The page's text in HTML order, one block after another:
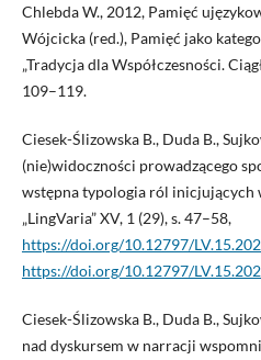
Chlebda W., 2012, Pamięć
Wójcicka (red.), Pamięć jako
„Tradycja dla Współczesności.
109–119.
Ciesek-Ślizowska B., Duda B.,
(nie)widoczności prowadzącego
wstępna typologia ról inicjujących
„LingVaria” XV, 1 (29), s. 47–58,
https://doi.org/10.12797/
https://doi.org/10.12797/
Ciesek-Ślizowska B., Duda B.,
nad dyskursem w narracji